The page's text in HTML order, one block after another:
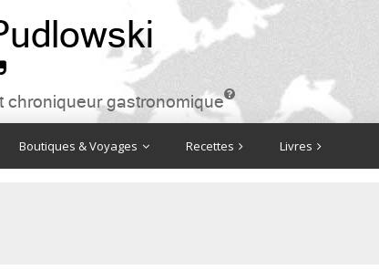
chroniqueur gastronomique

Boutiques & Voyages Recettes Livres